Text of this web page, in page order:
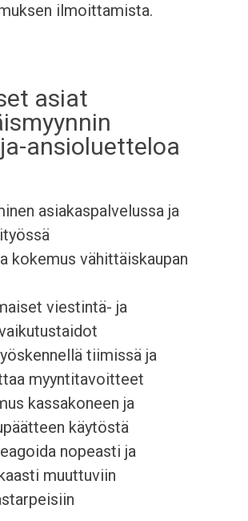
ilmoittamista.
asiat
ansioluetteloa
asiakaspalvelussa ja
kokemus vähittäiskaupan
viestintä- ja
tiimissä ja
myyntitavoitteet
kassakoneen ja
käytöstä
nopeasti ja
muuttuviin